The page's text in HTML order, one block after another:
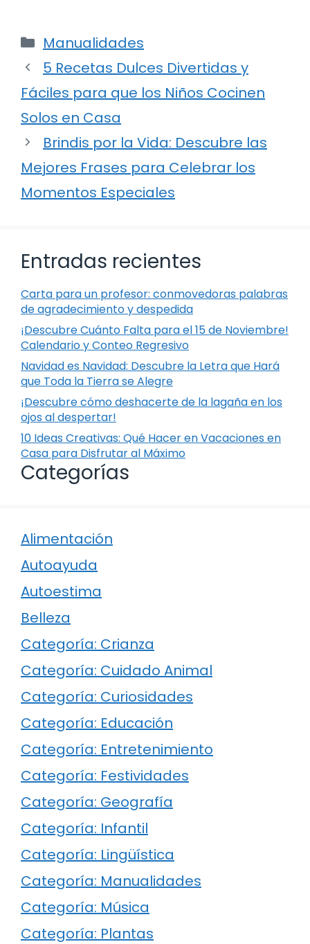
Categorías
Manualidades
5 Recetas Dulces Divertidas y
Fáciles para que los Niños Cocinen
Solos en Casa
Brindis por la Vida: Descubre las
Mejores Frases para Celebrar los
Momentos Especiales
Entradas recientes
Carta para un profesor: conmovedoras palabras
de agradecimiento y despedida
¡Descubre Cuánto Falta para el 15 de Noviembre!
Calendario y Conteo Regresivo
Navidad es Navidad: Descubre la Letra que Hará
que Toda la Tierra se Alegre
¡Descubre cómo deshacerte de la lagaña en los
ojos al despertar!
10 Ideas Creativas: Qué Hacer en Vacaciones en
Casa para Disfrutar al Máximo
Categorías
Alimentación
Autoayuda
Autoestima
Belleza
Categoría: Crianza
Categoría: Cuidado Animal
Categoría: Curiosidades
Categoría: Educación
Categoría: Entretenimiento
Categoría: Festividades
Categoría: Geografía
Categoría: Infantil
Categoría: Lingüística
Categoría: Manualidades
Categoría: Música
Categoría: Plantas